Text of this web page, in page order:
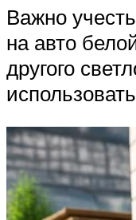
Важно
на авто
другого